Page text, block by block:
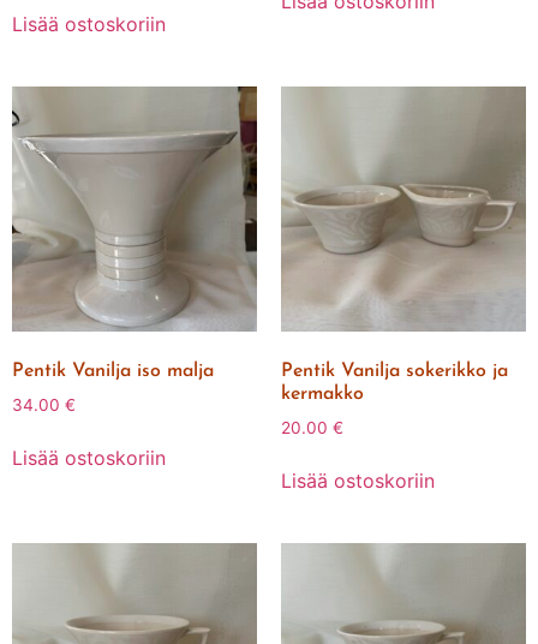
Lisää ostoskoriin
Pentik Vanilja iso malja
34.00 €
Lisää ostoskoriin
Pentik Vanilja sokerikko ja
kermakko
20.00 €
Lisää ostoskoriin